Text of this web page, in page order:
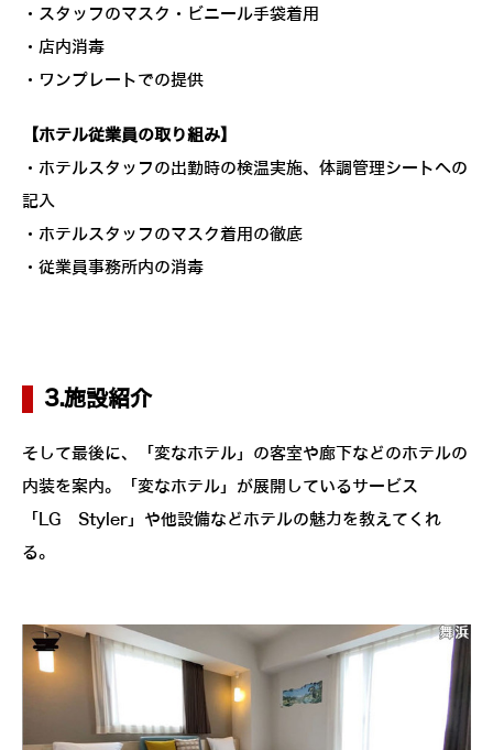
・スタッフのマスク・ビニール手袋着用
・店内消毒
・ワンプレートでの提供
【ホテル従業員の取り組み】
・ホテルスタッフの出勤時の検温実施、体調管理シートへの
記入
・ホテルスタッフのマスク着用の徹底
・従業員事務所内の消毒
3.施設紹介
そして最後に、「変なホテル」の客室や廊下などのホテルの
内装を案内。「変なホテル」が展開しているサービス
「LG Styler」や他設備などホテルの魅力を教えてくれ
る。